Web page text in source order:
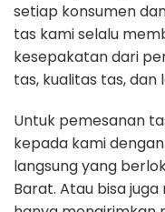
setiap konsumen
tas kami selalu
kesepakatan dari
tas, kualitas tas, dan
Untuk pemesanan
kepada kami
langsung yang
Barat. Atau bisa